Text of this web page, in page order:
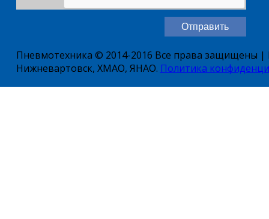
Пневмотехника © 2014-2016 Все права защищены |
Нижневартовск, ХМАО, ЯНАО. Политика